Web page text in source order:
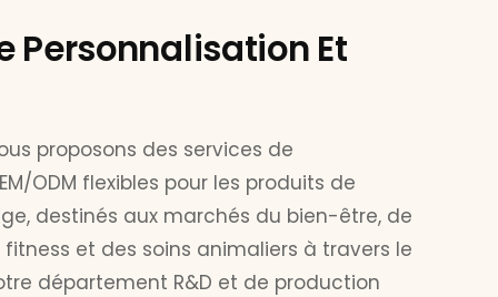
Personnalisation Et
proposons des services de
ODM flexibles pour les produits de
destinés aux marchés du bien-être, de
et des soins animaliers à travers le
département R&D et de production